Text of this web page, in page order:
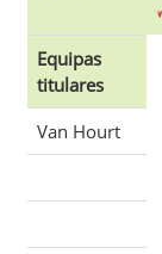
Equipas
titulares
Van Hourt